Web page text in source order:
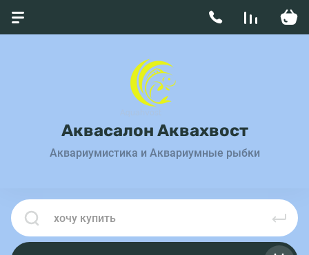
Аквасалон Аквахвост
Аквариумистика и Аквариумные рыбки